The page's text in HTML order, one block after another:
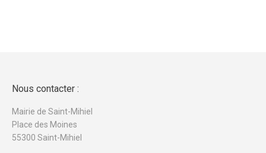
Nous contacter :
Mairie de Saint-Mihiel
Place des Moines
55300 Saint-Mihiel